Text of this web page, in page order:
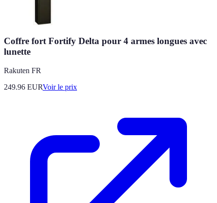
Coffre fort Fortify Delta pour 4 armes longues avec
lunette
Rakuten FR
249.96 EURVoir le prix